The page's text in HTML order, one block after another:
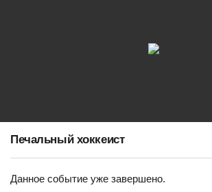
Печальный хоккеист
Данное событие уже завершено.